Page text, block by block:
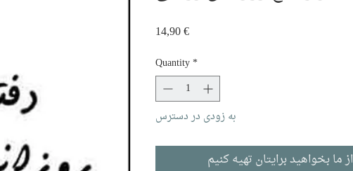
14,90 €Price
Quantity*
به زودی در دسترس
از ما بخواهید برایتان تهیه کنیم